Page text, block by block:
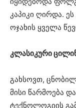
კაპიკი ღირდა.
ოჯახის ყველა
კლასიკური
გახსოვთ,
მისი წარმოება
ტექნოლოგიის